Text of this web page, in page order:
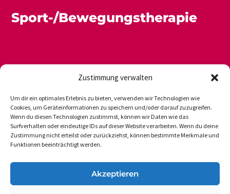
Zustimmung verwalten
Um dir ein optimales Erlebnis zu bieten, verwenden wir Technologien wie
Cookies, um Geräteinformationen zu speichern und/oder darauf zuzugreifen.
Wenn du diesen Technologien zustimmst, können wir Daten wie das
Surfverhalten oder eindeutige IDs auf dieser Website verarbeiten. Wenn du deine
Zustimmung nicht erteilst oder zurückziehst, können bestimmte Merkmale und
Funktionen beeinträchtigt werden.
Akzeptieren
Sport-/Bewegungstherapie
DVGS E.V.-GESCHÄFTSSTELLE
Newsletter Datenschutz Impressum